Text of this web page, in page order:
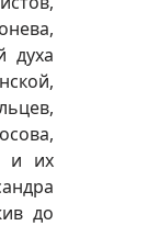
духа
и их
до